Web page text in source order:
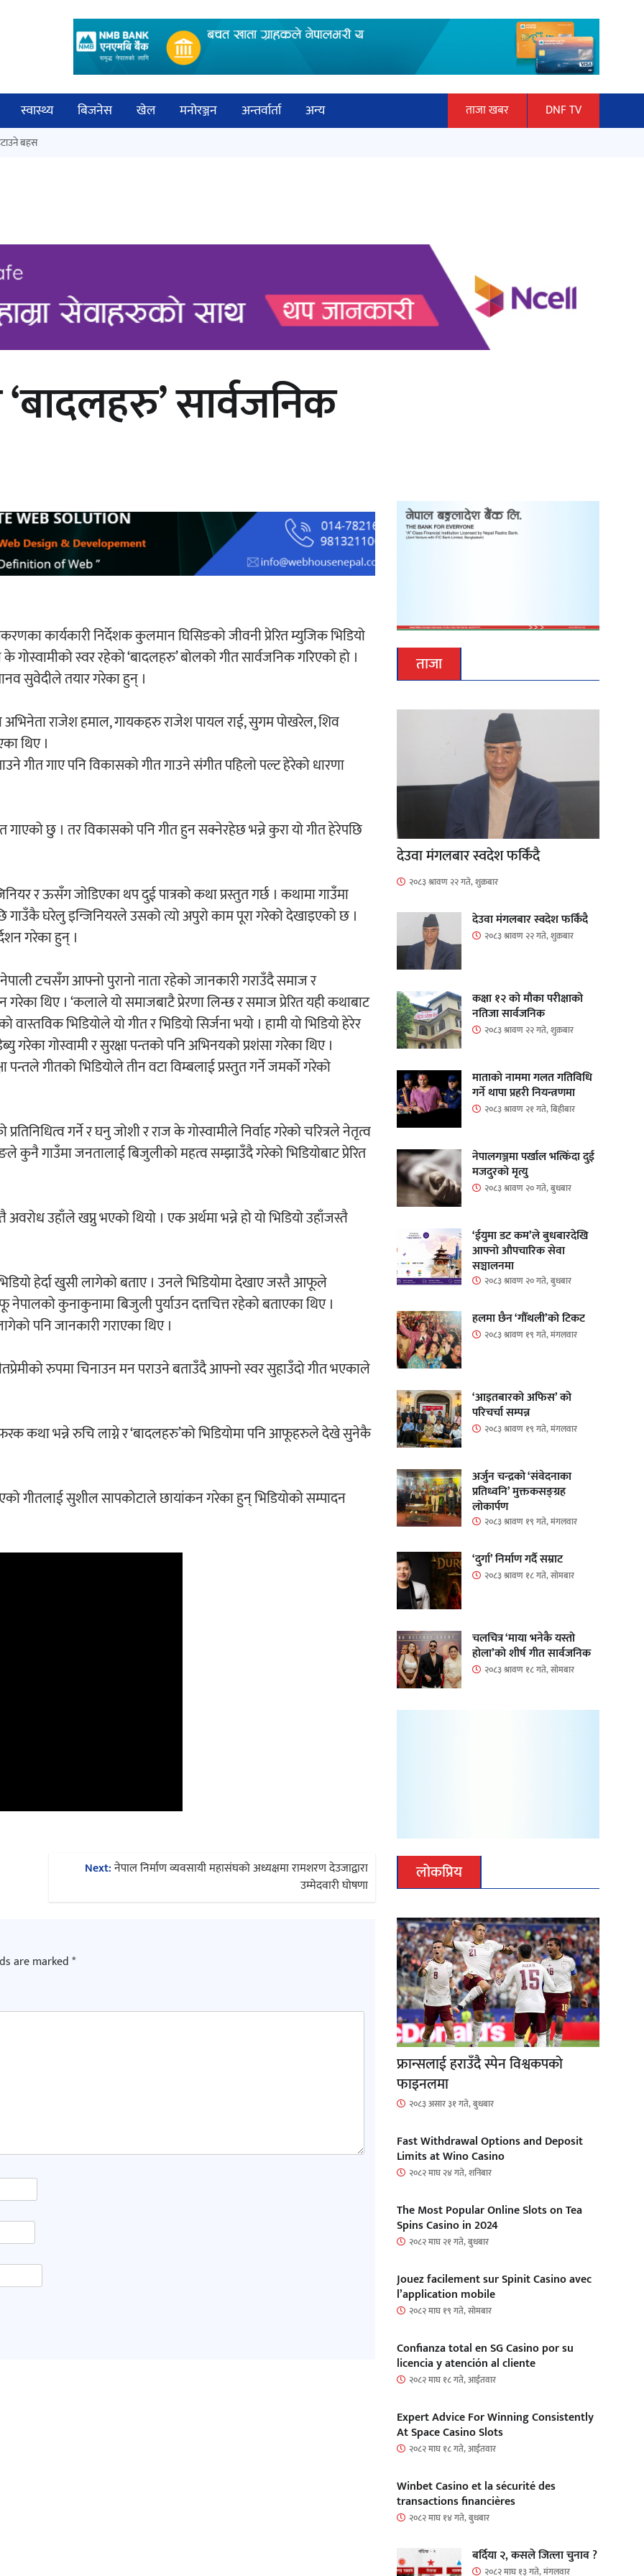
स्वास्थ्य बिजनेस खेल मनोरञ्जन अन्तर्वार्ता
अन्य
ताजा खबर DNF TV
औपचारिक सेवा सञ्चालनमा
हलमा छैन ‘गौँथली’को टिकट
अर्जुन चन्द्रको ‘संवेदनाका प्रतिध्वनि’
मुक्तकसङ्ग्रह लोकार्पण
बहस
सार्वजनिक
कार्यकारी निर्देशक कुलमान घिसिङको जीवनी प्रेरित म्युजिक भिडियो
स्वर रहेको ‘बादलहरु’ बोलको गीत सार्वजनिक गरिएको हो ।
सुवेदीले तयार गरेका हुन् ।
अभिनेता राजेश हमाल, गायकहरु राजेश पायल राई, सुगम पोखरेल, शिव
थिए ।
गीत गाए पनि विकासको गीत गाउने संगीत पहिलो पल्ट हेरेको धारणा
छु । तर विकासको पनि गीत हुन सक्नेरहेछ भन्ने कुरा यो गीत हेरेपछि
र ऊसँग जोडिएका थप दुई पात्रको कथा प्रस्तुत गर्छ । कथामा गाउँमा
गाउँकै घरेलु इन्जिनियरले उसको त्यो अपुरो काम पूरा गरेको देखाइएको छ ।
गरेका हुन् ।
टचसँग आफ्नो पुरानो नाता रहेको जानकारी गराउँदै समाज र
थिए । ‘कलाले यो समाजबाटै प्रेरणा लिन्छ र समाज प्रेरित यही कथाबाट
भिडियोले यो गीत र भिडियो सिर्जना भयो । हामी यो भिडियो हेरेर
गरेका गोस्वामी र सुरक्षा पन्तको पनि अभिनयको प्रशंसा गरेका थिए ।
गीतको भिडियोले तीन वटा विम्बलाई प्रस्तुत गर्ने जमर्को गरेको
गर्ने र घनु जोशी र राज के गोस्वामीले निर्वाह गरेको चरित्रले नेतृत्व
गाउँमा जनतालाई बिजुलीको महत्व सम्झाउँदै गरेको भिडियोबाट प्रेरित
अवरोध उहाँले खप्नु भएको थियो । एक अर्थमा भन्ने हो यो भिडियो उहाँजस्तै
हेर्दा खुसी लागेको बताए । उनले भिडियोमा देखाए जस्तै आफूले
कुनाकुनामा बिजुली पुर्याउन दत्तचित्त रहेको बताएका थिए ।
पनि जानकारी गराएका थिए ।
रुपमा चिनाउन मन पराउने बताउँदै आफ्नो स्वर सुहाउँदो गीत भएकाले
कथा भन्ने रुचि लाग्ने र ‘बादलहरु’को भिडियोमा पनि आफूहरुले देखे सुनेकै
गीतलाई सुशील सापकोटाले छायांकन गरेका हुन् भिडियोको सम्पादन
Next:नेपाल निर्माण व्यवसायी महासंघको अध्यक्षमा रामशरण देउजाद्वारा
उम्मेदवारी घोषणा
are marked*
ताजा
देउवा मंगलबार स्वदेश फर्किंदै
२०८३ श्रावण २२ गते, शुक्रबार
देउवा मंगलबार स्वदेश फर्किंदै
२०८३ श्रावण २२ गते, शुक्रबार
कक्षा १२ को मौका परीक्षाको
नतिजा सार्वजनिक
२०८३ श्रावण २२ गते, शुक्रबार
माताकाे नाममा गलत गतिविधि
गर्ने थापा प्रहरी नियन्त्रणमा
२०८३ श्रावण २१ गते, बिहीबार
नेपालगञ्जमा पर्खाल भत्किँदा दुई
मजदुरको मृत्यु
२०८३ श्रावण २० गते, बुधबार
‘ईयुमा डट कम’ले बुधबारदेखि
आफ्नो औपचारिक सेवा
सञ्चालनमा
२०८३ श्रावण २० गते, बुधबार
हलमा छैन ‘गौँथली’को टिकट
२०८३ श्रावण १९ गते, मंगलवार
‘आइतबारको अफिस’ को
परिचर्चा सम्पन्न
२०८३ श्रावण १९ गते, मंगलवार
अर्जुन चन्द्रको ‘संवेदनाका
प्रतिध्वनि’ मुक्तकसङ्ग्रह
लोकार्पण
२०८३ श्रावण १९ गते, मंगलवार
‘दुर्गा’ निर्माण गर्दै सम्राट
२०८३ श्रावण १८ गते, सोमबार
चलचित्र ‘माया भनेकै यस्तो
होला’को शीर्ष गीत सार्वजनिक
२०८३ श्रावण १८ गते, सोमबार
लोकप्रिय
फ्रान्सलाई हराउँदै स्पेन विश्वकपको
फाइनलमा
२०८३ असार ३१ गते, बुधबार
Fast Withdrawal Options and Deposit
Limits at Wino Casino
२०८२ माघ २४ गते, शनिबार
The Most Popular Online Slots on Tea
Spins Casino in 2024
२०८२ माघ २१ गते, बुधबार
Jouez facilement sur Spinit Casino avec
l’application mobile
२०८२ माघ १९ गते, सोमबार
Confianza total en SG Casino por su
licencia y atención al cliente
२०८२ माघ १८ गते, आईतवार
Expert Advice For Winning Consistently
At Space Casino Slots
२०८२ माघ १८ गते, आईतवार
Winbet Casino et la sécurité des
transactions financières
२०८२ माघ १४ गते, बुधबार
बर्दिया २, कसले जित्ला चुनाव ?
२०८२ माघ १३ गते, मंगलवार